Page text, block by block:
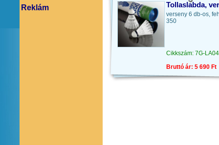
Reklám Tollaslabda,
verseny 6 db-os,
350
Cikkszám: 7G-
Bruttó ár: 5 690 Ft